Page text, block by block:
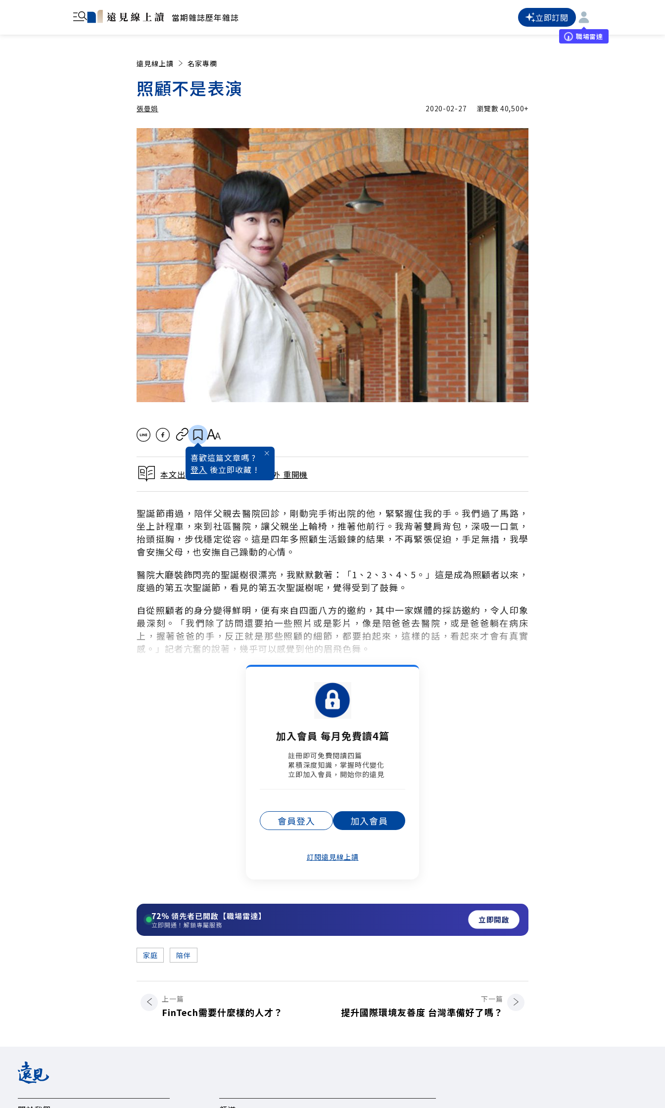
當期雜誌歷年雜誌 立即訂閱
職場雷達
遠見線上讀 名家專欄
照顧不是表演
張曼娟
張曼娟 加入追蹤
2020-02-27 瀏覽數40,500+
喜歡這篇文章嗎 ?
登入 後立即收藏 !
本文出自 2020 / 3月號雜誌 疫外 重開機
聖誕節甫過，陪伴父親去醫院回診，剛動完手術出院的他，緊緊握住我的手。我們過了馬路，
坐上計程車，來到社區醫院，讓父親坐上輪椅，推著他前行。我背著雙肩背包，深吸一口氣，
抬頭挺胸，步伐穩定從容。這是四年多照顧生活鍛鍊的結果，不再緊張促迫，手足無措，我學
會安撫父母，也安撫自己躁動的心情。
醫院大廳裝飾閃亮的聖誕樹很漂亮，我默默數著：「1、2、3、4、5。」這是成為照顧者以來，
度過的第五次聖誕節，看見的第五次聖誕樹呢，覺得受到了鼓舞。
自從照顧者的身分變得鮮明，便有來自四面八方的邀約，其中一家媒體的採訪邀約，令人印象
最深刻。「我們除了訪問還要拍一些照片或是影片，像是陪爸爸去醫院，或是爸爸躺在病床
上，握著爸爸的手，反正就是那些照顧的細節，都要拍起來，這樣的話，看起來才會有真實
感。」記者亢奮的說著，幾乎可以感覺到他的眉飛色舞。
加入會員 每月免費讀4篇
註冊即可免費閱讀四篇​
累積深度知識，掌握時代變化​
立即加入會員，開始你的遠見
會員登入 加入會員
訂閱遠見線上讀
72% 領先者已開啟【職場雷達】
立即開通！解鎖專屬服務 立即開啟
家庭 陪伴
上一篇
FinTech需要什麼樣的人才？
下一篇
提升國際環境友善度 台灣準備好了嗎？